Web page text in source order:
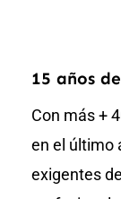
15 años
Con más +
en el último
exigentes